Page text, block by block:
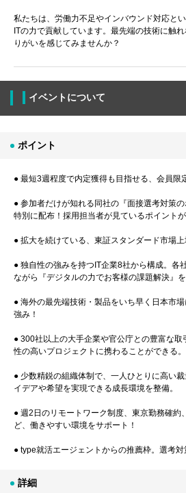
私たちは、労働力不足やインバウンド対応と
ITの力で貢献しています。最先端の技術に触
りがいを感じてみませんか？
イベントについて
ポイント
● 最短3週程度で内定獲得も目指せる、会員限
● 参加者だけが知れる同社の『面接選考対策
特別に配布！採用担当者が見ているポイントが
● 拡大を続けている、東証スタンダード市場
● 独自性の強みを持つIT企業8社から構成。各
ながら『デジタルの力でお客様の課題解決』を
● 海外の最先端技術・製品をいち早く日本市
強み！
● 300社以上の大手企業や官公庁との豊富な
性の高いプロジェクトに携わることができる。
● 少数精鋭の組織体制で、一人ひとりに高い
イデアや希望を実現できる成長環境を整備。
● 週2日のリモートワーク制度、東京勤務確約
ど、働きやすい環境をサポート！
● type就活エージェントからの推薦枠。選考対
詳細